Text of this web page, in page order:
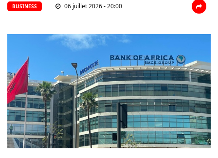
BUSINESS 06 juillet 2026 - 20:00